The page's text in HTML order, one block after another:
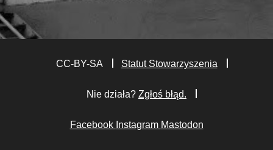
CC-BY-SA Statut Stowarzyszenia
Nie działa? Zgłoś błąd.
Facebook Instagram Mastodon